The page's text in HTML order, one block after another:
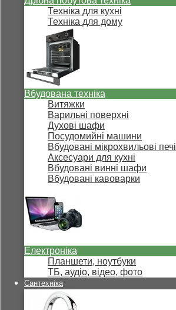
Техніка для кухні
Техніка для дому
Вбудована техніка
Витяжки
Варильні поверхні
Духові шафи
Посудомийні машини
Вбудовані мікрохвильові печі
Аксесуари для кухні
Вбудовані винні шафи
Вбудовані кавоварки
Електроніка
Планшети, ноутбуки
ТБ, аудіо, відео, фото
Сантехніка